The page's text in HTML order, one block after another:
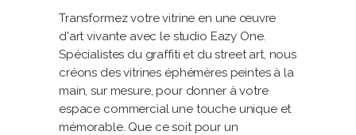
Transformez votre vitrine en une œuvre
d'art vivante avec le studio Eazy One.
Spécialistes du graffiti et du street art, nous
créons des vitrines éphémères peintes à la
main, sur mesure, pour donner à votre
espace commercial une touche unique et
mémorable. Que ce soit pour un